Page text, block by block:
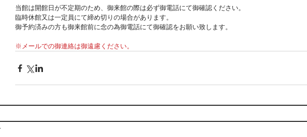
当館は開館日が不定期のため、御来館の際は必ず御電話にて御確認ください。
臨時休館又は一定員にて締め切りの場合があります。
御予約済みの方も御来館前に念の為御電話にて御確認をお願い致します。
※メールでの御連絡は御遠慮ください。